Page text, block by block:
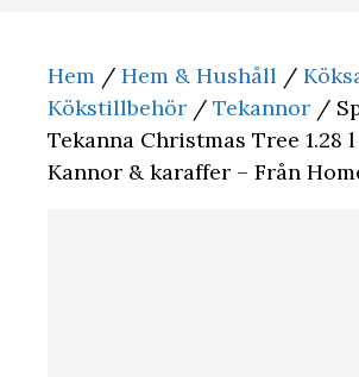
Hem / Hem & Hushåll /
Kökstillbehör / Tekannor /
Tekanna Christmas Tree 1.28
Kannor & karaffer – Från